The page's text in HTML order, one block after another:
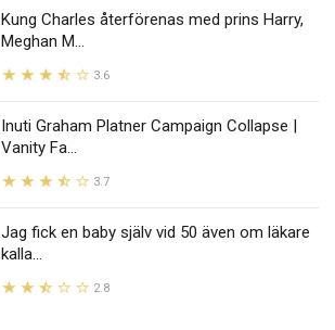
Kung Charles återförenas med prins Harry,
Meghan M...
3.6
Inuti Graham Platner Campaign Collapse |
Vanity Fa...
3.7
Jag fick en baby själv vid 50 även om läkare
kalla...
2.8